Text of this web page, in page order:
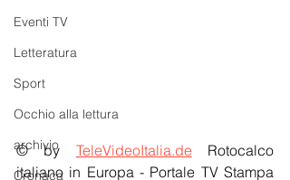
Eventi TV
Letteratura
Sport
Occhio alla lettura
archivio
Cronaca
© by TeleVideoItalia.de Rotocalco
italiano in Europa - Portale TV Stampa